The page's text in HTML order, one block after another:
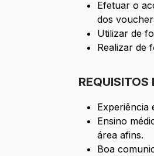
Efetuar o
dos
Utilizar de
Realizar de
REQUISITOS
Experiência
Ensino
área afins.
Boa